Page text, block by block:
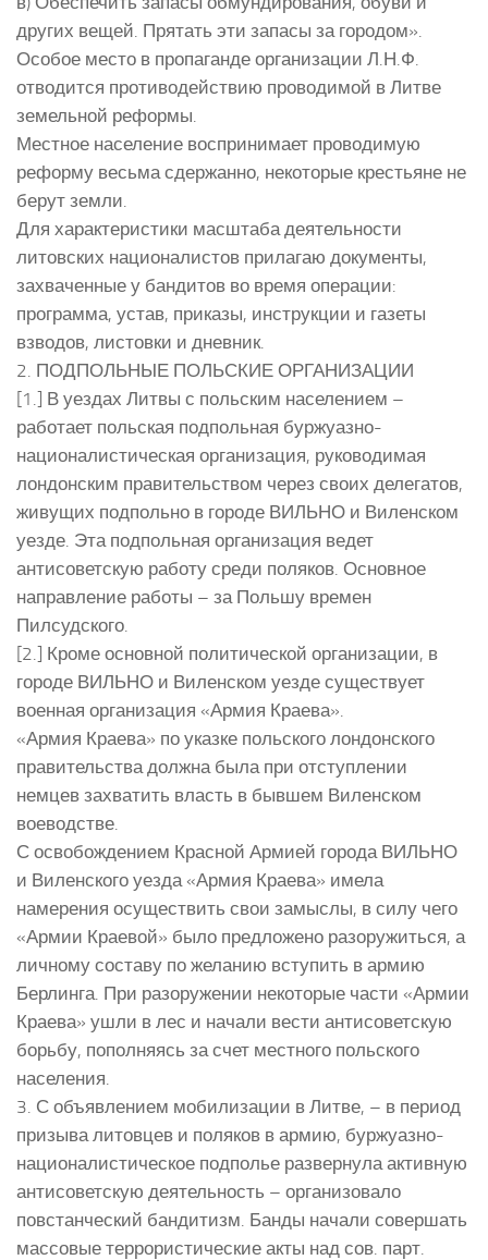
других вещей. Прятать эти запасы за городом».
Особое место в пропаганде организации Л.Н.Ф.
отводится противодействию проводимой в Литве
земельной реформы.
Местное население воспринимает проводимую
реформу весьма сдержанно, некоторые крестьяне не
берут земли.
Для характеристики масштаба деятельности
литовских националистов прилагаю документы,
захваченные у бандитов во время операции:
программа, устав, приказы, инструкции и газеты
взводов, листовки и дневник.
2. ПОДПОЛЬНЫЕ ПОЛЬСКИЕ ОРГАНИЗАЦИИ
[1.] В уездах Литвы с польским населением –
работает польская подпольная буржуазно-
националистическая организация, руководимая
лондонским правительством через своих делегатов,
живущих подпольно в городе ВИЛЬНО и Виленском
уезде. Эта подпольная организация ведет
антисоветскую работу среди поляков. Основное
направление работы – за Польшу времен
Пилсудского.
[2.] Кроме основной политической организации, в
городе ВИЛЬНО и Виленском уезде существует
военная организация «Армия Краева».
«Армия Краева» по указке польского лондонского
правительства должна была при отступлении
немцев захватить власть в бывшем Виленском
воеводстве.
С освобождением Красной Армией города ВИЛЬНО
и Виленского уезда «Армия Краева» имела
намерения осуществить свои замыслы, в силу чего
«Армии Краевой» было предложено разоружиться, а
личному составу по желанию вступить в армию
Берлинга. При разоружении некоторые части «Армии
Краева» ушли в лес и начали вести антисоветскую
борьбу, пополняясь за счет местного польского
населения.
3. С объявлением мобилизации в Литве, – в период
призыва литовцев и поляков в армию, буржуазно-
националистическое подполье развернула активную
антисоветскую деятельность – организовало
повстанческий бандитизм. Банды начали совершать
массовые террористические акты над сов. парт.